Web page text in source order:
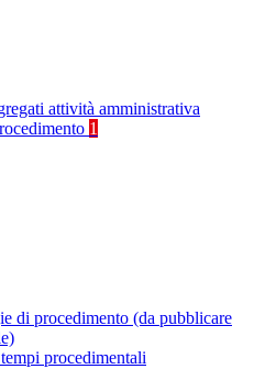
attività amministrativa
1
di procedimento (da pubblicare
procedimentali